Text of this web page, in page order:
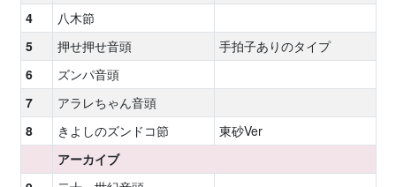
4
八木節
5
押せ押せ音頭
手拍子ありのタイプ
6
ズンパ音頭
7
アラレちゃん音頭
8
きよしのズンドコ節
東砂Ver
アーカイブ